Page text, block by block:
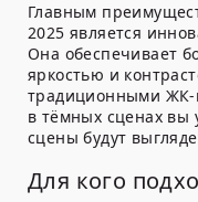
Главным
2025 является
Она обеспечивает
яркостью и
традиционными ЖК-
в тёмных сценах вы
сцены будут
Для кого